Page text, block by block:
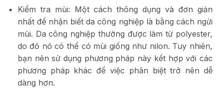
Kiểm tra mùi: Một cách thông dụng và đơn giản
nhất để nhận biết da công nghiệp là bằng cách ngửi
mùi. Da công nghiệp thường được làm từ polyester,
do đó nó có thể có mùi giống như nilon. Tuy nhiên,
bạn nên sử dụng phương pháp này kết hợp với các
phương pháp khác để việc phân biệt trở nên dễ
dàng hơn.